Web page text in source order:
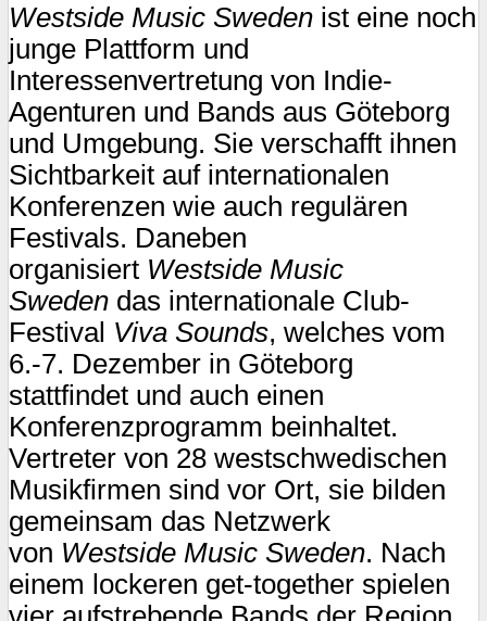
Westside Music Sweden ist eine noch
junge Plattform und
Interessenvertretung von Indie-
Agenturen und Bands aus Göteborg
und Umgebung. Sie verschafft ihnen
Sichtbarkeit auf internationalen
Konferenzen wie auch regulären
Festivals. Daneben
organisiert Westside Music
Sweden das internationale Club-
Festival Viva Sounds, welches vom
6.-7. Dezember in Göteborg
stattfindet und auch einen
Konferenzprogramm beinhaltet.
Vertreter von 28 westschwedischen
Musikfirmen sind vor Ort, sie bilden
gemeinsam das Netzwerk
von Westside Music Sweden. Nach
einem lockeren get-together spielen